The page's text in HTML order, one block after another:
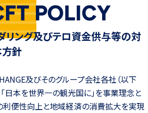
POLICY
リング及びテロ資金供与等の対
針
及びそのグループ会社各社（以下
「日本を世界一の観光国に」を事業理念と
便性向上と地域経済の消費拡大を実現